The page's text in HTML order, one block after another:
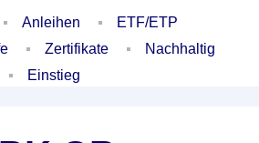
Anleihen
ETF/ETP
Zertifikate
Nachhaltig
Einstieg